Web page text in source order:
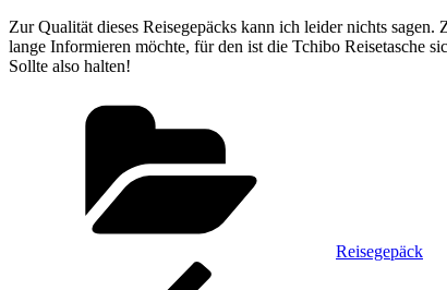
Zur Qualität dieses Reisegepäcks kann ich leider nichts
lange Informieren möchte, für den ist die Tchibo Reisetasche
Sollte also halten!
Reisegepäck
Beitragsnavigation